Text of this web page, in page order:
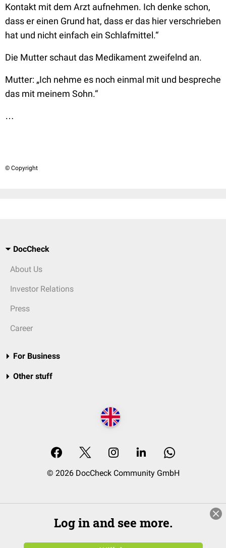
Kontakt mit dem Arzt aufnehmen. Ich denke schon,
dass er einen Grund hat, dass er das hier verschrieben
hat und nicht einfach ein Schlafmittel.“
Die Mutter schaut das Medikament zweifelnd an.
Mutter: „Ich nehme es noch einmal mit und bespreche
das mit meinem Sohn.“
…
© Copyright
DocCheck
About Us
Investor Relations
Press
Career
For Business
Other stuff
© 2026 DocCheck Community GmbH
Log in and see more.